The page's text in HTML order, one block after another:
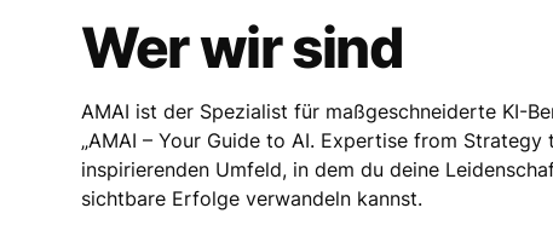
Wer wir sind
AMAI ist der Spezialist für maßgeschneiderte KI-
„AMAI – Your Guide to AI. Expertise from
inspirierenden Umfeld, in dem du deine
sichtbare Erfolge verwandeln kannst.